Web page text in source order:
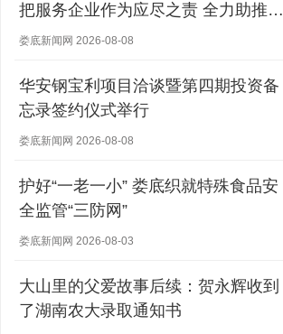
把服务企业作为应尽之责 全力助推经
营主体稳健发展
娄底新闻网 2026-08-08
华安钢宝利项目洽谈暨第四期投资备
忘录签约仪式举行
娄底新闻网 2026-08-08
护好“一老一小” 娄底织就特殊食品安
全监管“三防网”
娄底新闻网 2026-08-03
大山里的父爱故事后续：贺永辉收到
了湖南农大录取通知书